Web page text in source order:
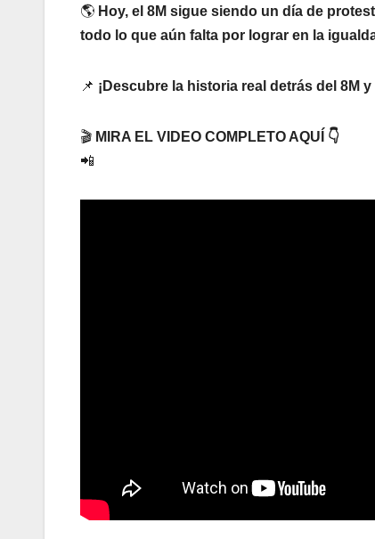
🌎 Hoy, el 8M sigue siendo un día de
todo lo que aún falta por lograr en la
📌 ¡Descubre la historia real detrás del 8M
🎬 MIRA EL VIDEO COMPLETO AQUÍ 👇
📲